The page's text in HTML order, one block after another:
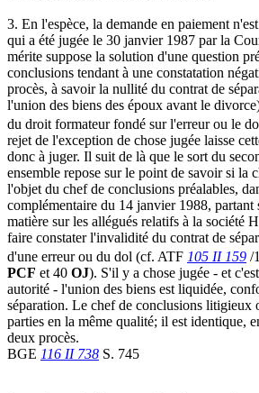
3. En l'espèce, la demande en paiement
qui a été jugée le 30 janvier 1987 par la
mérite suppose la solution d'une question
conclusions tendant à une constatation
procès, à savoir la nullité du contrat de
l'union des biens des époux avant le
du droit formateur fondé sur l'erreur ou le
rejet de l'exception de chose jugée laisse
donc à juger. Il suit de là que le sort du
ensemble repose sur le point de savoir si la
l'objet du chef de conclusions préalables,
complémentaire du 14 janvier 1988, partant
matière sur les allégués relatifs à la société
faire constater l'invalidité du contrat de
d'une erreur ou du dol (cf. ATF 105 II 159 /
PCF et 40 OJ). S'il y a chose jugée - et
autorité - l'union des biens est liquidée,
séparation. Le chef de conclusions litigieux
parties en la même qualité; il est identique,
deux procès.
BGE 116 II 738 S. 745